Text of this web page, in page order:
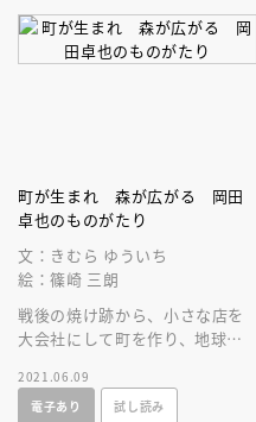
町が生まれ 森が広がる 岡田
卓也のものがたり
文：きむら ゆういち
絵：篠崎 三朗
戦後の焼け跡から、小さな店を
大会社にして町を作り、地球の
む。イオン創業者・岡田卓也の
これまでの歩み
2021.06.09
電子あり
試し読み